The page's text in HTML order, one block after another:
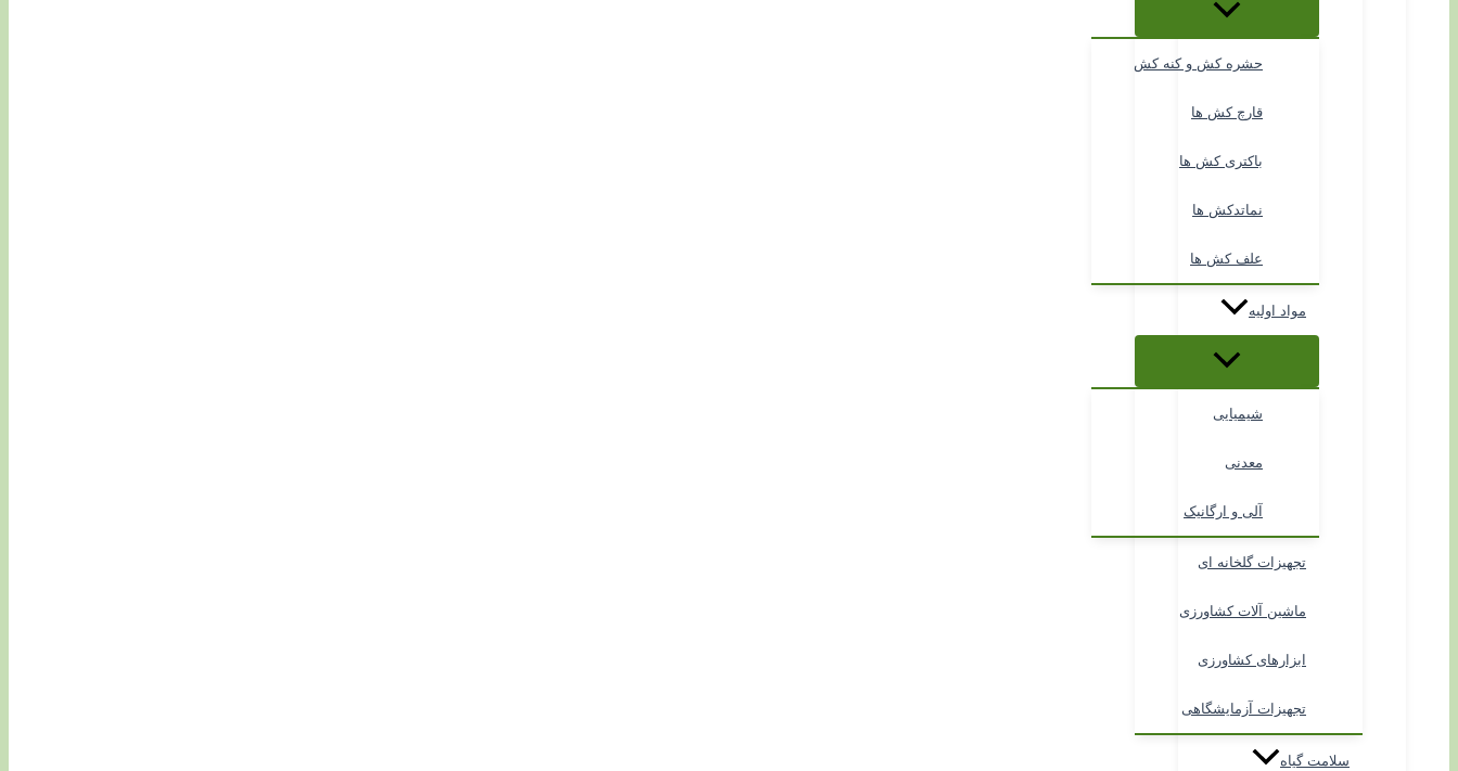
حشره کش و کنه کش
قارچ کش ها
باکتری کش ها
نماتدکش ها
علف کش ها
مواد اولیه
شیمیایی
معدنی
آلی و ارگانیک
تجهیزات گلخانه ای
ماشین آلات کشاورزی
ابزارهای کشاورزی
تجهیزات آزمایشگاهی
سلامت گیاه